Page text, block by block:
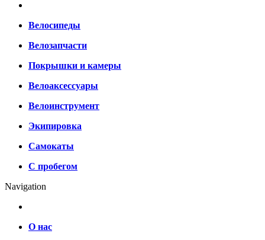
Велосипеды
Велозапчасти
Покрышки и камеры
Велоаксессуары
Велоинструмент
Экипировка
Самокаты
С пробегом
Navigation
О нас